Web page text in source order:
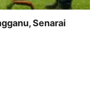
Senarai